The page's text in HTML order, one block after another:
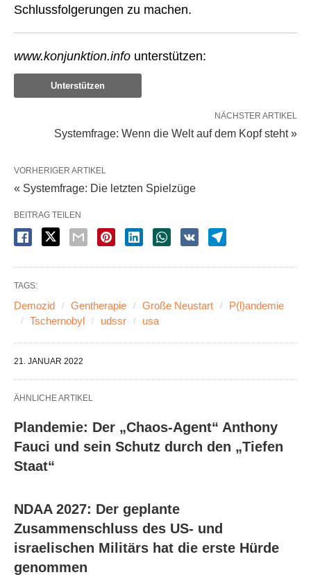
Schlussfolgerungen zu machen.
www.konjunktion.info unterstützen:
Unterstützen
NÄCHSTER ARTIKEL
Systemfrage: Wenn die Welt auf dem Kopf steht »
VORHERIGER ARTIKEL
« Systemfrage: Die letzten Spielzüge
BEITRAG TEILEN
TAGS:
Demozid Gentherapie Große Neustart
P(l)andemie
Tschernobyl
udssr usa
21. JANUAR 2022
ÄHNLICHE ARTIKEL
Plandemie: Der „Chaos-Agent“ Anthony
Fauci und sein Schutz durch den „Tiefen
Staat“
NDAA 2027: Der geplante
Zusammenschluss des US- und
israelischen Militärs hat die erste Hürde
genommen